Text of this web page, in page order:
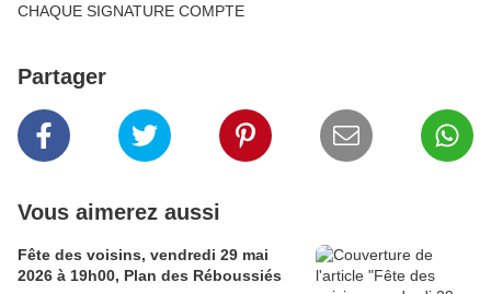
CHAQUE SIGNATURE COMPTE
Partager
Vous aimerez aussi
Fête des voisins, vendredi 29 mai
2026 à 19h00, Plan des Réboussiés